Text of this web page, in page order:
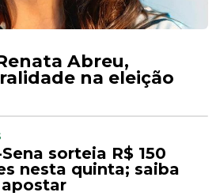
Abreu,
na eleição
sorteia R$ 150
nesta quinta; saiba